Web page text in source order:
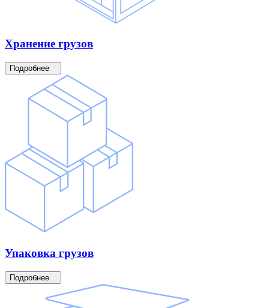
Хранение грузов
Подробнее
Упаковка грузов
Подробнее